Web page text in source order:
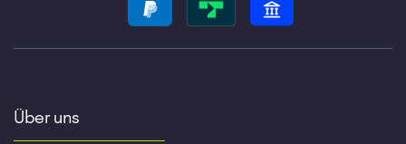
Über uns